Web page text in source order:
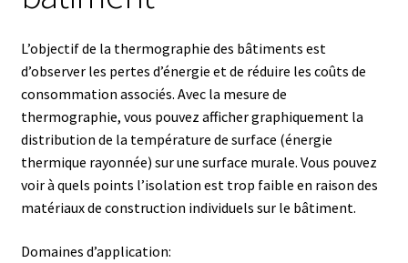
Afficheur
Agitateurs magnétiques
Agitateurs pour cultures
Agitation – Moteur
L’objectif de la thermographie des bâtiments est
d’observer les pertes d’énergie et de réduire les coûts de
consommation associés. Avec la mesure de
thermographie, vous pouvez afficher graphiquement la
distribution de la température de surface (énergie
thermique rayonnée) sur une surface murale. Vous pouvez
voir à quels points l’isolation est trop faible en raison des
matériaux de construction individuels sur le bâtiment.
Domaines d’application: